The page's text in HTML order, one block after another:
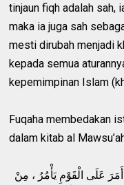
tinjaun fiqh adalah sah,
maka ia juga sah
mesti dirubah menjadi
kepada semua
kepemimpinan Islam
Fuqaha membedakan
dalam kitab al
: أَمَرَ عَلَى الْقَوْمِ يَأْمُرُ ، مِنْ